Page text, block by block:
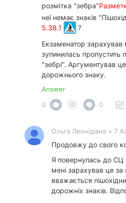
розмітка "зебра"
неї немає знаків
5.38.1
?
Екзаменатор
зупинилась пропустить
"зебрі". Аргументував
дорожнього знаку.
Answer
0
0 0
Ольга Леонідівна • 7
Продовжу до свого
Я повернулась до СЦ
мені зарахував це
вважається
дорожніх знаків.